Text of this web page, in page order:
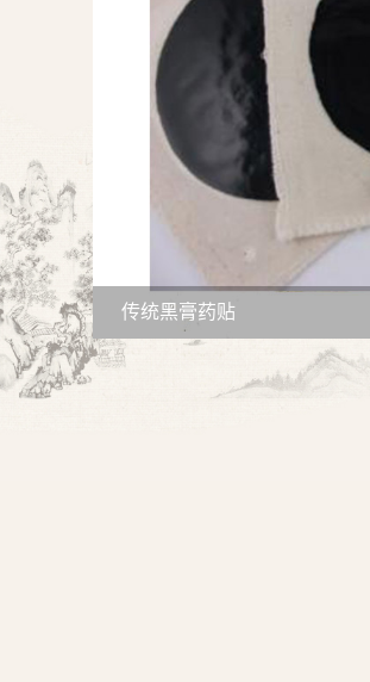
传统黑膏药贴